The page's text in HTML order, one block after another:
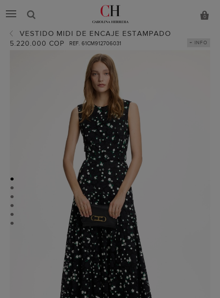
0
VESTIDO MIDI DE ENCAJE ESTAMPADO
5.220.000 COP REF. 61CM912706031 + INFO
●
●
●
●
●
●